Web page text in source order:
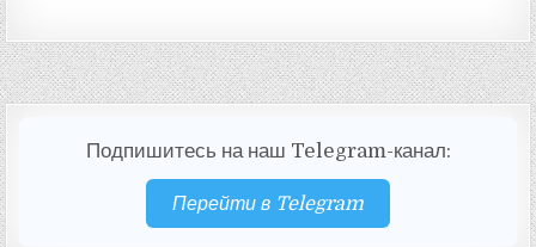
Подпишитесь на наш Telegram-канал:
Перейти в Telegram